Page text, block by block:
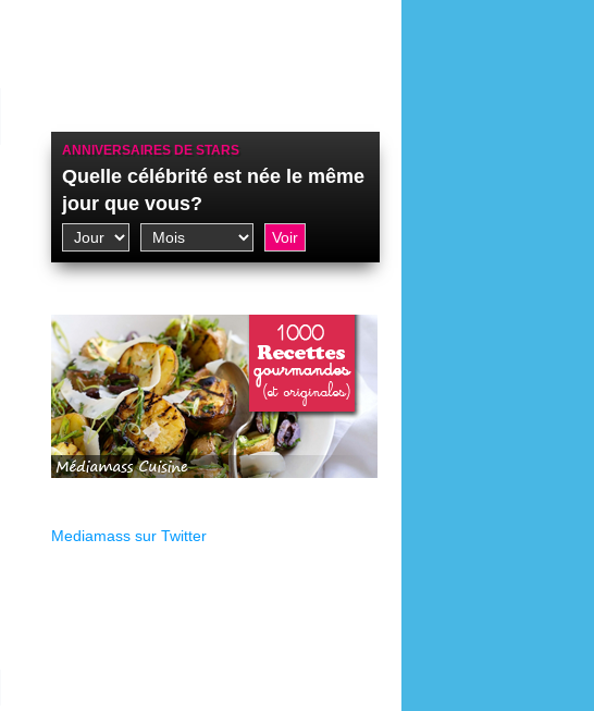
ANNIVERSAIRES DE STARS
Quelle célébrité est née le même
jour que vous?
Mediamass sur Twitter